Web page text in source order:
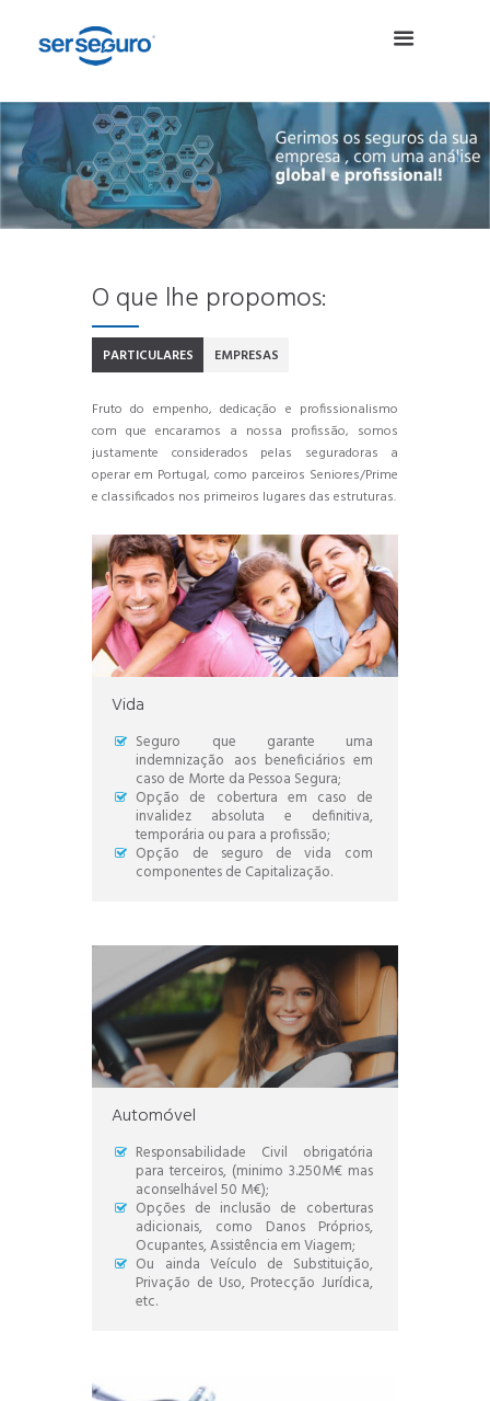
O que lhe propomos:
PARTICULARES EMPRESAS
Fruto do empenho, dedicação e profissionalismo
com que encaramos a nossa profissão, somos
justamente considerados pelas seguradoras a
operar em Portugal, como parceiros Seniores/Prime
e classificados nos primeiros lugares das estruturas.
Vida
Seguro que garante uma
indemnização aos beneficiários em
caso de Morte da Pessoa Segura;
Opção de cobertura em caso de
invalidez absoluta e definitiva,
temporária ou para a profissão;
Opção de seguro de vida com
componentes de Capitalização.
Automóvel
Responsabilidade Civil obrigatória
para terceiros, (minimo 3.250M€ mas
aconselhável 50 M€);
Opções de inclusão de coberturas
adicionais, como Danos Próprios,
Ocupantes, Assistência em Viagem;
Ou ainda Veículo de Substituição,
Privação de Uso, Protecção Jurídica,
etc.